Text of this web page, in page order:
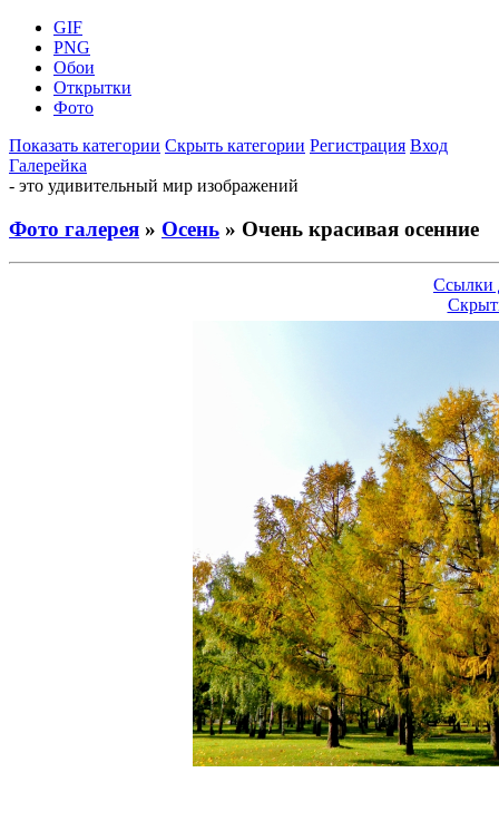
GIF
PNG
Обои
Открытки
Фото
Показать категории Скрыть категории Регистрация Вход
Галерейка
- это удивительный мир изображений
Фото галерея » Осень » Очень красивая осенние
Ссылки